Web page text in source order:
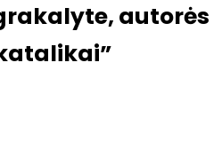
autorės